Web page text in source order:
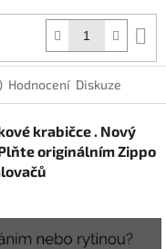
Hodnocení Diskuze
krabičce . Nový
originálním Zippo